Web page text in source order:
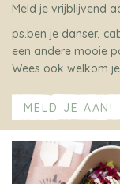
Meld je vrijblijvend
ps.ben je danser,
een andere mooie
Wees ook welkom
MELD JE AAN!